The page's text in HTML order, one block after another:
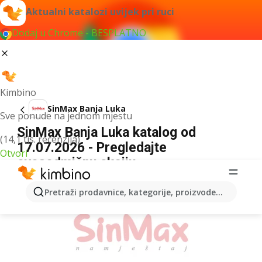
Aktualni katalozi uvijek pri ruci
Dodaj u Chrome - BESPLATNO
Kimbino
Sve ponude na jednom mjestu
(14,1 tis. recenzija)
Otvori
Pretraži prodavnice, kategorije, proizvode...
SinMax Banja Luka
SinMax Banja Luka katalog od
17.07.2026 - Pregledajte
ovosedmičnu akciju